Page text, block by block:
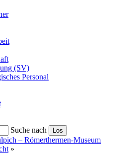
(SV)
Personal
Suche nach Los
– Römerthermen-Museum
»